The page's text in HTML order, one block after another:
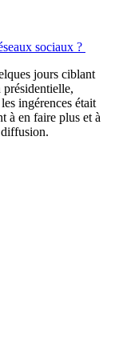
sociaux ?
jours ciblant
présidentielle,
ingérences était
à en faire plus et à